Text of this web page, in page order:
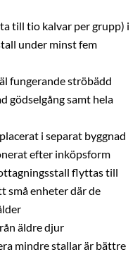
till tio kalvar per grupp) i
under minst fem
fungerande ströbädd
gödselgång samt hela
i separat byggnad
efter inköpsform
flyttas till
små enheter där de
äldre djur
mindre stallar är bättre